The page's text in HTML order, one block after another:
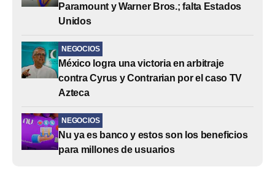
Paramount y Warner Bros.; falta Estados
Unidos
NEGOCIOS
México logra una victoria en arbitraje
contra Cyrus y Contrarian por el caso TV
Azteca
NEGOCIOS
Nu ya es banco y estos son los beneficios
para millones de usuarios